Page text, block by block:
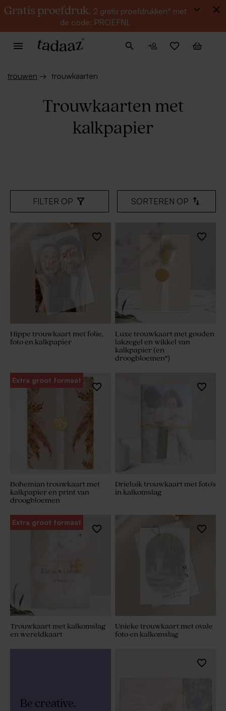
Gratis proefdruk. 2 gratis proefdrukken* met
de code: PROEFNL
trouwen → trouwkaarten
Trouwkaarten met
kalkpapier
FILTER OP SORTEREN OP
Be creative.
Hippe trouwkaart met folie,
foto en kalkpapier
Luxe trouwkaart met gouden
lakzegel en wikkel van
kalkpapier (en
droogbloemen*)
Extra groot formaat
Bohemian trouwkaart met
kalkpapier en print van
droogbloemen
Drieluik trouwkaart met foto's
in kalkomslag
Extra groot formaat
Trouwkaart met kalkomslag
en wereldkaart
Unieke trouwkaart met ovale
foto en kalkomslag